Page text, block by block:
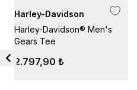
Harley-Davidson
Harley-Davidson® Men's
Gears Tee
2.797,90 ₺